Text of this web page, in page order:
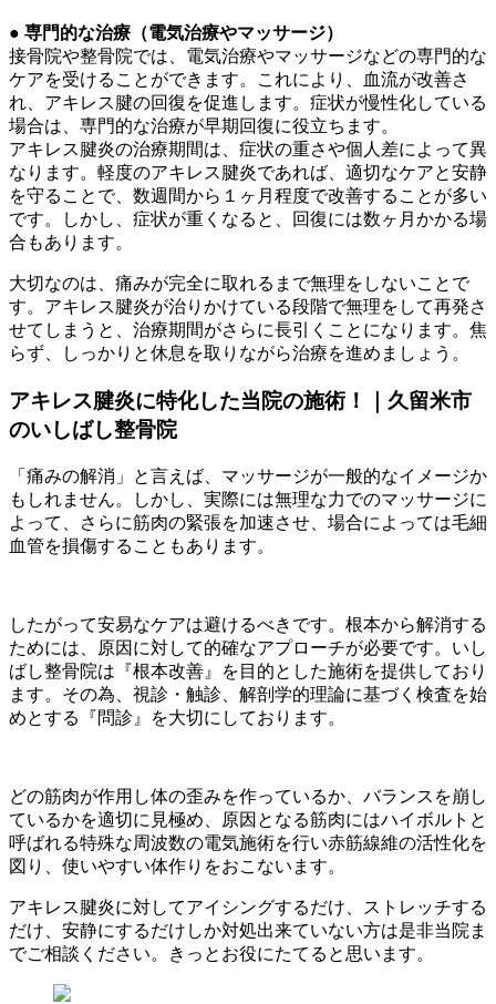
● 専門的な治療（電気治療やマッサージ）
接骨院や整骨院では、電気治療やマッサージなどの専門的な
ケアを受けることができます。これにより、血流が改善さ
れ、アキレス腱の回復を促進します。症状が慢性化している
場合は、専門的な治療が早期回復に役立ちます。
アキレス腱炎の治療期間は、症状の重さや個人差によって異
なります。軽度のアキレス腱炎であれば、適切なケアと安静
を守ることで、数週間から１ヶ月程度で改善することが多い
です。しかし、症状が重くなると、回復には数ヶ月かかる場
合もあります。
大切なのは、痛みが完全に取れるまで無理をしないことで
す。アキレス腱炎が治りかけている段階で無理をして再発さ
せてしまうと、治療期間がさらに長引くことになります。焦
らず、しっかりと休息を取りながら治療を進めましょう。
アキレス腱炎に特化した当院の施術！｜久留米市
のいしばし整骨院
「痛みの解消」と言えば、マッサージが一般的なイメージか
もしれません。しかし、実際には無理な力でのマッサージに
よって、さらに筋肉の緊張を加速させ、場合によっては毛細
血管を損傷することもあります。
したがって安易なケアは避けるべきです。根本から解消する
ためには、原因に対して的確なアプローチが必要です。いし
ばし整骨院は『根本改善』を目的とした施術を提供しており
ます。その為、視診・触診、解剖学的理論に基づく検査を始
めとする『問診』を大切にしております。
どの筋肉が作用し体の歪みを作っているか、バランスを崩し
ているかを適切に見極め、原因となる筋肉にはハイボルトと
呼ばれる特殊な周波数の電気施術を行い赤筋線維の活性化を
図り、使いやすい体作りをおこないます。
アキレス腱炎に対してアイシングするだけ、ストレッチする
だけ、安静にするだけしか対処出来ていない方は是非当院ま
でご相談ください。きっとお役にたてると思います。